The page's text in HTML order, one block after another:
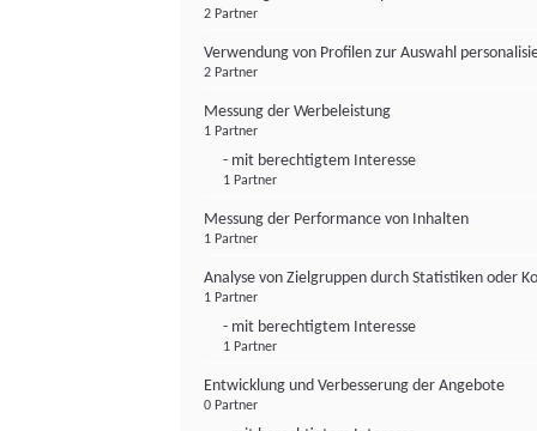
2 Partner
Verwendung von Profilen zur Auswahl
2 Partner
Messung der Werbeleistung
1 Partner
- mit berechtigtem Interesse
1 Partner
Messung der Performance von Inhalten
1 Partner
Analyse von Zielgruppen durch Statistiken oder
1 Partner
- mit berechtigtem Interesse
1 Partner
Entwicklung und Verbesserung der Angebote
0 Partner